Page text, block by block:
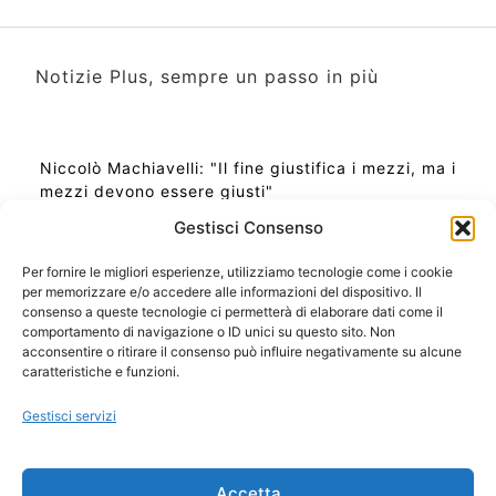
Gestisci Consenso
Per fornire le migliori esperienze, utilizziamo tecnologie come i cookie
per memorizzare e/o accedere alle informazioni del dispositivo. Il
consenso a queste tecnologie ci permetterà di elaborare dati come il
comportamento di navigazione o ID unici su questo sito. Non
acconsentire o ritirare il consenso può influire negativamente su alcune
caratteristiche e funzioni.
Gestisci servizi
Notizie Plus, sempre un passo in più
Niccolò Machiavelli: "Il fine giustifica i mezzi, ma i
mezzi devono essere giusti"
Ora Esatta in Italia in questo momento
Ti Senti Strano Ultimamente? Potrebbe Essere per
la Risonanza di Schumann
Come Sapere Se Stai Ascendendo alla Quinta
Copyright 2026 NotiziePlus.com